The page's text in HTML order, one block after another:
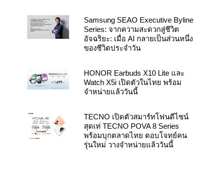
Samsung SEAO Executive Byline
Series: จากความสะดวกสู่ชีวิต
อัจฉริยะ: เมื่อ AI กลายเป็นส่วนหนึ่ง
ของชีวิตประจำวัน
HONOR Earbuds X10 Lite และ
Watch X5i เปิดตัวในไทย พร้อม
จำหน่ายแล้ววันนี้
TECNO เปิดตัวสมาร์ทโฟนดีไซน์
สุดเท่ TECNO POVA 8 Series
พร้อมบุกตลาดไทย ตอบโจทย์คน
รุ่นใหม่ วางจำหน่ายแล้ววันนี้